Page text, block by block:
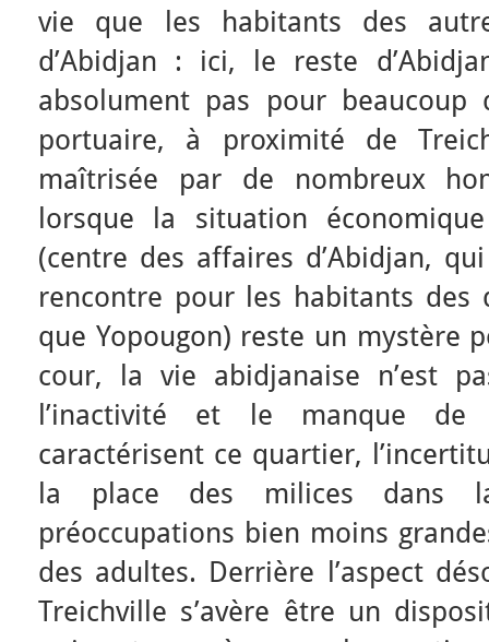
vie que les habitants des
d’Abidjan : ici, le reste
absolument pas pour beaucoup
portuaire, à proximité de
maîtrisée par de nombreux
lorsque la situation
(centre des affaires d’Abidjan,
rencontre pour les habitants des
que Yopougon) reste un mystère
cour, la vie abidjanaise n’est
l’inactivité et le manque de
caractérisent ce quartier,
la place des milices dans
préoccupations bien moins
des adultes. Derrière l’aspect
Treichville s’avère être un